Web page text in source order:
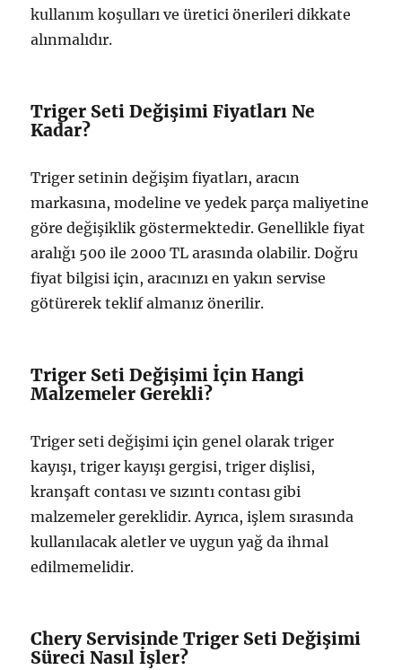
kullanım koşulları ve üretici önerileri dikkate
alınmalıdır.
Triger Seti Değişimi Fiyatları Ne
Kadar?
Triger setinin değişim fiyatları, aracın
markasına, modeline ve yedek parça maliyetine
göre değişiklik göstermektedir. Genellikle fiyat
aralığı 500 ile 2000 TL arasında olabilir. Doğru
fiyat bilgisi için, aracınızı en yakın servise
götürerek teklif almanız önerilir.
Triger Seti Değişimi İçin Hangi
Malzemeler Gerekli?
Triger seti değişimi için genel olarak triger
kayışı, triger kayışı gergisi, triger dişlisi,
kranşaft contası ve sızıntı contası gibi
malzemeler gereklidir. Ayrıca, işlem sırasında
kullanılacak aletler ve uygun yağ da ihmal
edilmemelidir.
Chery Servisinde Triger Seti Değişimi
Süreci Nasıl İşler?